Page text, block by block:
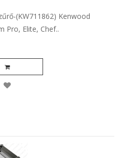
(KW711862) Kenwood
Pro, Elite, Chef..